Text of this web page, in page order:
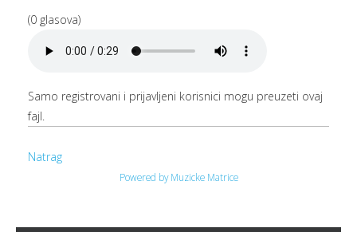
(0 glasova)
Samo registrovani i prijavljeni korisnici mogu preuzeti ovaj
fajl.
Natrag
Powered by Muzicke Matrice